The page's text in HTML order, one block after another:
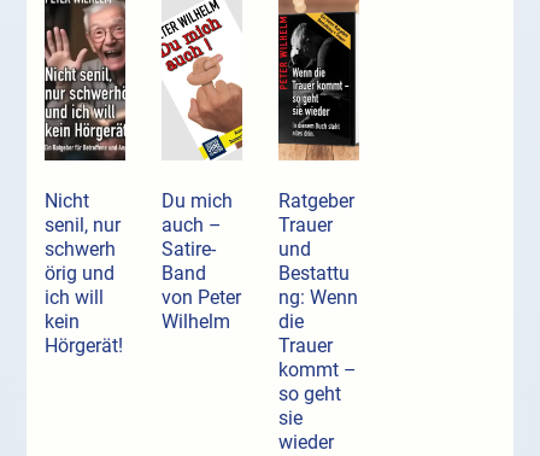
Nicht
senil, nur
schwerh
örig und
ich will
kein
Hörgerät!
Du mich
auch –
Satire-
Band
von Peter
Wilhelm
Ratgeber
Trauer
und
Bestattu
ng: Wenn
die
Trauer
kommt –
so geht
sie
wieder